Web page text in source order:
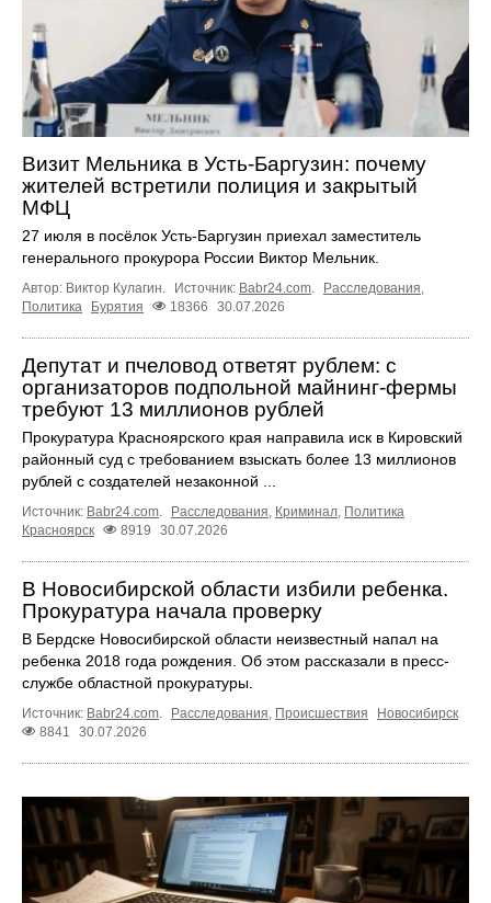
Визит Мельника в Усть-Баргузин: почему
жителей встретили полиция и закрытый
МФЦ
27 июля в посёлок Усть-Баргузин приехал заместитель
генерального прокурора России Виктор Мельник.
Автор: Виктор Кулагин. Источник: Babr24.com Расследования
Политика
Бурятия 18366 30.07.2026
Депутат и пчеловод ответят рублем: с
организаторов подпольной майнинг-фермы
требуют 13 миллионов рублей
Прокуратура Красноярского края направила иск в Кировский
районный суд с требованием взыскать более 13 миллионов
рублей с создателей незаконной ...
Источник: Babr24.com Расследования Криминал Политика
Красноярск
8919 30.07.2026
В Новосибирской области избили ребенка.
Прокуратура начала проверку
В Бердске Новосибирской области неизвестный напал на
ребенка 2018 года рождения. Об этом рассказали в пресс-
службе областной прокуратуры.
Источник: Babr24.com. Расследования, Происшествия
Новосибирск
8841
30.07.2026